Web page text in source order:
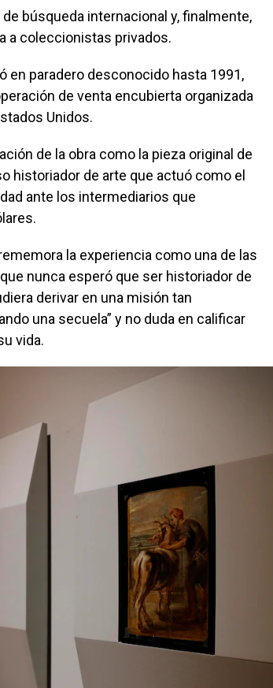
búsqueda internacional y, finalmente,
a coleccionistas privados.
en paradero desconocido hasta 1991,
de venta encubierta organizada
Unidos.
de la obra como la pieza original de
historiador de arte que actuó como el
ante los intermediarios que
la experiencia como una de las
nunca esperó que ser historiador de
derivar en una misión tan
una secuela” y no duda en calificar
vida.